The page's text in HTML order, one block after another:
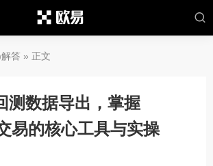
答 » 正文
测数据导出，掌握
易的核心工具与实操